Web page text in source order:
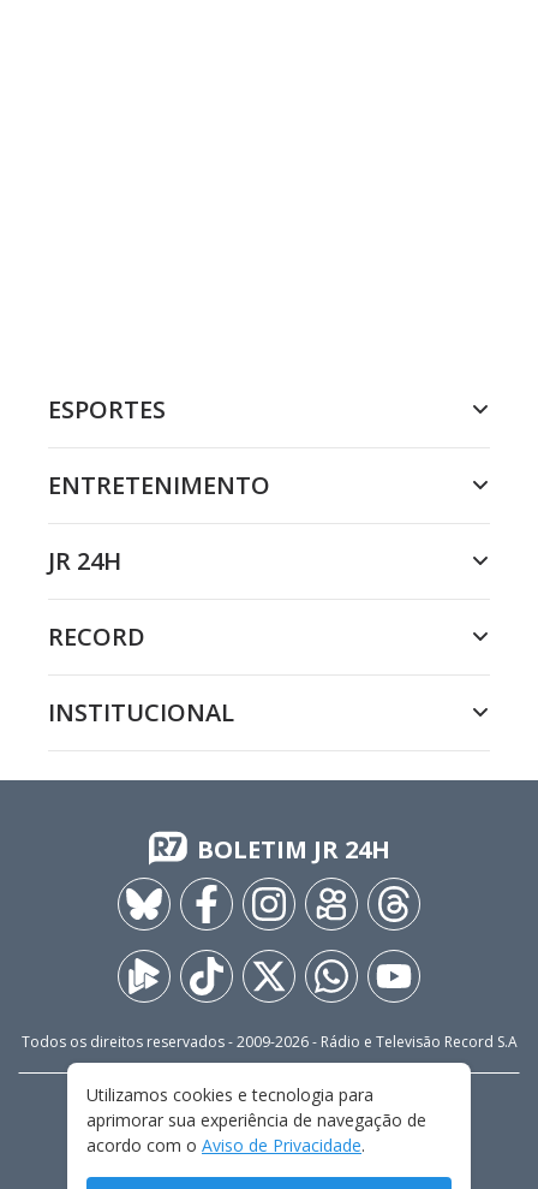
ESPORTES
ENTRETENIMENTO
JR 24H
RECORD
INSTITUCIONAL
BOLETIM JR 24H
Todos os direitos reservados - 2009-2026- Rádio e Televisão Record S.A
FALE CONOSCO
PRIVACIDADE
TERMOS E CONDIÇÕES DE USO
Utilizamos cookies e tecnologia para
aprimorar sua experiência de navegação de
acordo com o Aviso de Privacidade.